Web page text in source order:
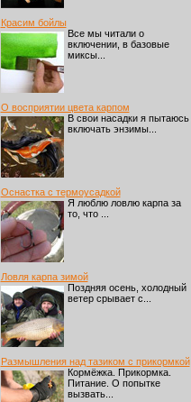
Красим бойлы
Все мы читали о
включении, в базовые
миксы...
О восприятии цвета карпом
В свои насадки я пытаюсь
включать энзимы...
Оснастка с термоусадкой
Я люблю ловлю карпа за
то, что ...
Ловля карпа зимой
Поздняя осень, холодный
ветер срывает с...
Размышления над тазиком с прикормкой
Кормёжка. Прикормка.
Питание. О попытке
вызвать...